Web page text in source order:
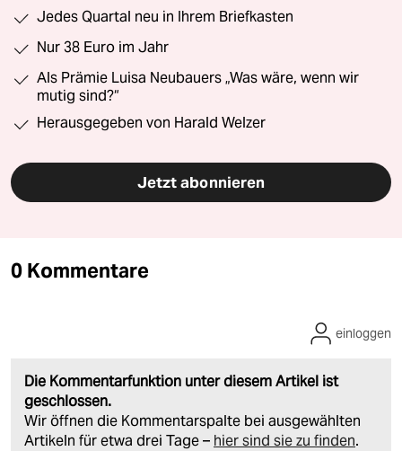
Jedes Quartal neu in Ihrem Briefkasten
Nur 38 Euro im Jahr
Als Prämie Luisa Neubauers „Was wäre, wenn wir
mutig sind?“
Herausgegeben von Harald Welzer
Jetzt abonnieren
0 Kommentare
Die Kommentarfunktion unter diesem Artikel ist
geschlossen.
Wir öffnen die Kommentarspalte bei ausgewählten
Artikeln für etwa drei Tage – hier sind sie zu finden.
einloggen